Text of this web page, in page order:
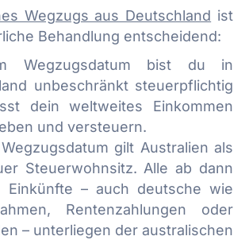
Wegzugs aus Deutschland ist
Behandlung entscheidend:
Wegzugsdatum bist du in
unbeschränkt steuerpflichtig
dein weltweites Einkommen
und versteuern.
gilt Australien als
Steuerwohnsitz. Alle ab dann
Einkünfte – auch deutsche wie
Rentenzahlungen oder
– unterliegen der australischen